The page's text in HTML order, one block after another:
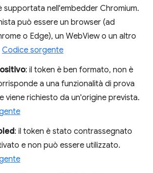
supportata nell'embedder Chromium.
può essere un browser (ad
o Edge), un WebView o un altro
Codice sorgente
: il token è ben formato, non è
a una funzionalità di prova
viene richiesto da un'origine prevista.
: il token è stato contrassegnato
e non può essere utilizzato.